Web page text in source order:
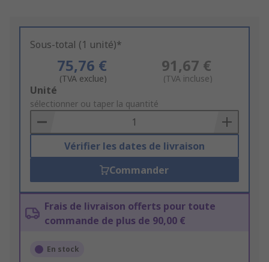
Sous-total (1 unité)*
75,76 €
(TVA exclue)
91,67 €
(TVA incluse)
Add
to
Basket
Unité
sélectionner ou taper la quantité
Vérifier les dates de livraison
Commander
Frais de livraison offerts pour toute
commande de plus de 90,00 €
En stock